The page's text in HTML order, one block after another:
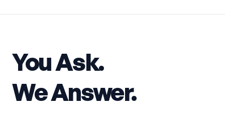
You Ask.
We Answer.